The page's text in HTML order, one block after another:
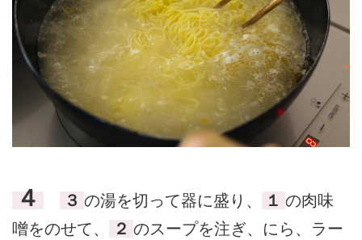
４ ３ の湯を切って器に盛り、 １ の肉味
噌をのせて、
２ のスープを注ぎ、にら、ラー